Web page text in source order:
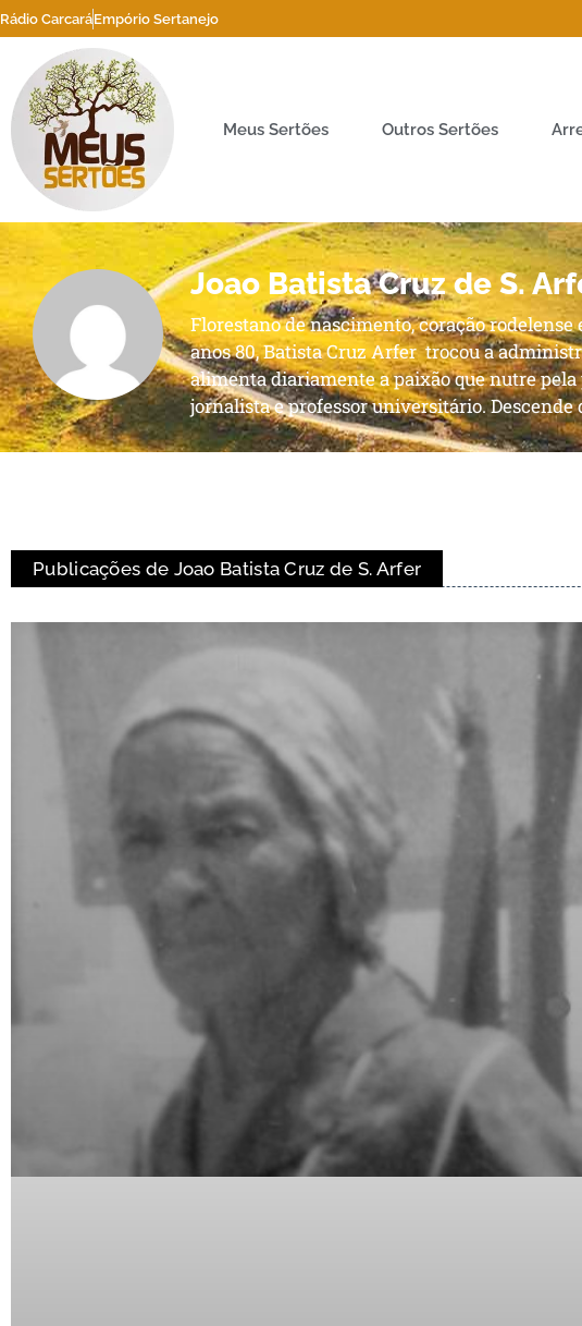
Rádio CarcaráEmpório Sertanejo
Meus Sertões Outros Sertões
Joao Batista Cruz de S.
Florestano de nascimento, coração
anos 80, Batista Cruz Arfer trocou a
alimenta diariamente a paixão que nutre
jornalista e professor universitário.
Publicações de Joao Batista Cruz de S. Arfer